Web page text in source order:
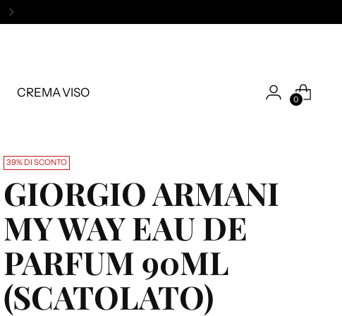
CREMA VISO
0
39% DI SCONTO
GIORGIO ARMANI
MY WAY EAU DE
PARFUM 90ML
(SCATOLATO)